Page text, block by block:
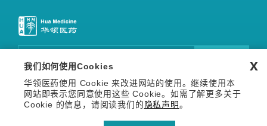
关注我们
Copyright © 2026 华领医药技术（上海）有限公司 沪网药械
信备字【2026】000123号
我们如何使用Cookies
华领医药使用 Cookie 来改进网站的使用。继续使用本
网站即表示您同意使用这些 Cookie。如需了解更多关于
Cookie 的信息，请阅读我们的 隐私声明。
x